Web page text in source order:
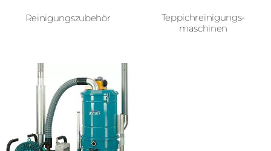
Reinigungszubehör
Teppichreinigungs­
maschinen